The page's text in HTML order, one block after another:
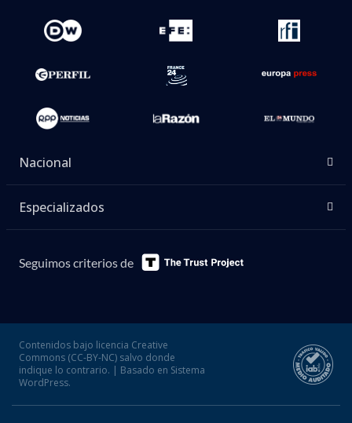
Nacional
Especializados
Seguimos criterios de
Contenidos bajo licencia Creative
Commons (CC-BY-NC) salvo donde
indique lo contrario. | Basado en Sistema
WordPress.